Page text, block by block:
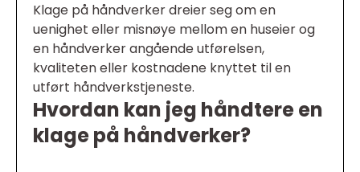
Klage på håndverker dreier seg om en
uenighet eller misnøye mellom en huseier og
en håndverker angående utførelsen,
kvaliteten eller kostnadene knyttet til en
utført håndverkstjeneste.
Hvordan kan jeg håndtere en
klage på håndverker?